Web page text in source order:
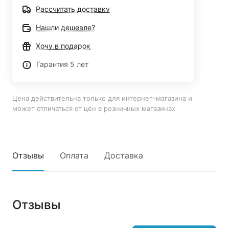
Рассчитать доставку
Нашли дешевле?
Хочу в подарок
Гарантия 5 лет
Цена действительна только для интернет-магазина и
может отличаться от цен в розничных магазинах
Отзывы Оплата Доставка
Отзывы